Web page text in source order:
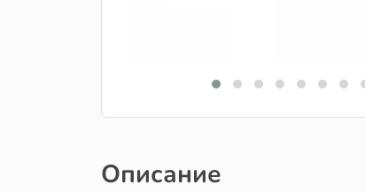
Описание